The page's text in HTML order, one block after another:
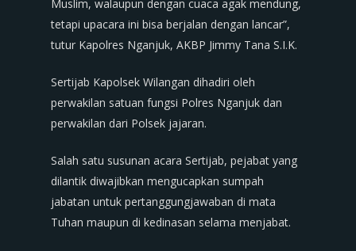
Muslim, walaupun dengan cuaca agak mendung,
tetapi upacara ini bisa berjalan dengan lancar”,
tutur Kapolres Nganjuk, AKBP Jimmy Tana S.I.K.
Sertijab Kapolsek Wilangan dihadiri oleh
perwakilan satuan fungsi Polres Nganjuk dan
perwakilan dari Polsek jajaran.
Salah satu susunan acara Sertijab, pejabat yang
dilantik diwajibkan mengucapkan sumpah
jabatan untuk pertanggungjawaban di mata
Tuhan maupun di kedinasan selama menjabat.